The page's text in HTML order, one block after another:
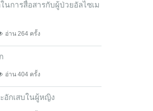
นการสื่อสารกับผู้ป่วยอัลไซเม
อ่าน 264 ครั้ง
อ่าน 404 ครั้ง
อักเสบในผู้หญิง